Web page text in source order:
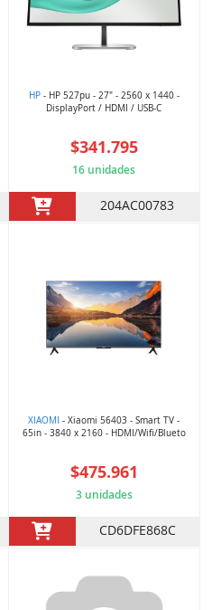
HP- HP 527pu - 27" - 2560 x 1440 -
DisplayPort / HDMI / USB-C
$341.795
16 unidades
204AC00783
XIAOMI - Xiaomi 56403 - Smart TV -
65in - 3840 x 2160 - HDMI/Wifi/Blueto
$475.961
3 unidades
CD6DFE868C